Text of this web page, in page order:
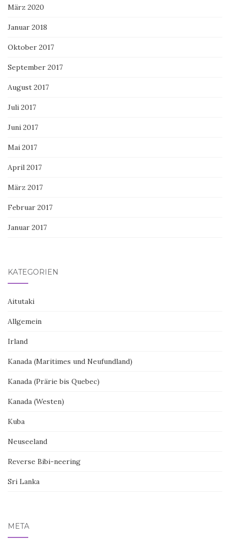
März 2020
Januar 2018
Oktober 2017
September 2017
August 2017
Juli 2017
Juni 2017
Mai 2017
April 2017
März 2017
Februar 2017
Januar 2017
KATEGORIEN
Aitutaki
Allgemein
Irland
Kanada (Maritimes und Neufundland)
Kanada (Prärie bis Quebec)
Kanada (Westen)
Kuba
Neuseeland
Reverse Bibi-neering
Sri Lanka
META